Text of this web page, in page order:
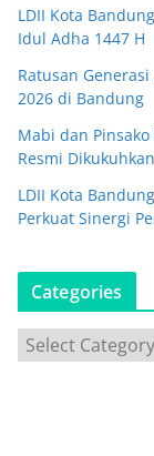
LDII Kota
Idul Adha 1447 H
Ratusan
2026 di Bandung
Mabi dan
Resmi
LDII Kota
Perkuat Sinergi
Categories